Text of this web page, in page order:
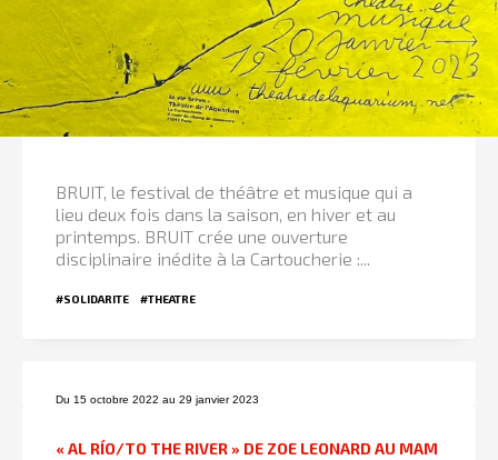
BRUIT, le festival de théâtre et musique qui a
lieu deux fois dans la saison, en hiver et au
printemps. BRUIT crée une ouverture
disciplinaire inédite à la Cartoucherie :...
#SOLIDARITE #THEATRE
Du 15 octobre 2022 au 29 janvier 2023
« AL RÍO/TO THE RIVER » DE ZOE LEONARD AU MAM